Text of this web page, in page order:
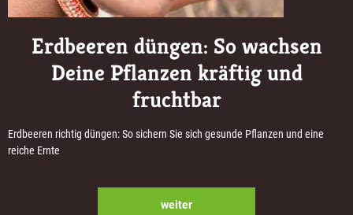
Erdbeeren düngen: So wachsen
Deine Pflanzen kräftig und
fruchtbar
Erdbeeren richtig düngen: So sichern Sie sich gesunde Pflanzen und eine
reiche Ernte
weiter